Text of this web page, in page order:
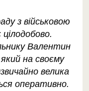
з військовою
Валентин
на своєму
велика
оперативно.